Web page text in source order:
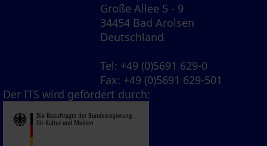
Große Allee 5 - 9
34454 Bad Arolsen
Deutschland
Tel: +49 (0)5691 629-0
Fax: +49 (0)5691 629-501
Der ITS wird gefördert durch: